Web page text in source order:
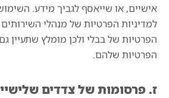
אישיים, או שייאסף לגביך מידע.
למדיניות הפרטיות של מנהלי השירותים
הפרטיות של בבלי ולכן מומלץ שתעיין
הפרטיות שלהם.
ז. פרסומות של צדדים